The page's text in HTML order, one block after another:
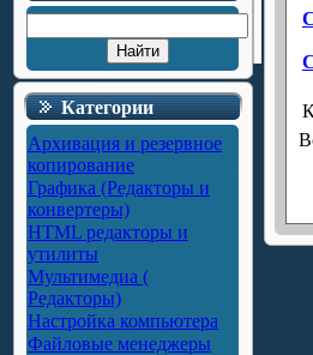
Категории
Архивация и резервное
копирование
Графика (Редакторы и
конвертеры)
HTML редакторы и
утилиты
Мультимедиа (
Редакторы)
Настройка компьютера
Файловые менеджеры